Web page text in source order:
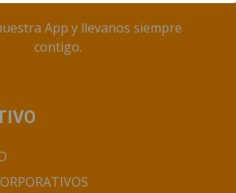
App y llevanos siempre
contigo.